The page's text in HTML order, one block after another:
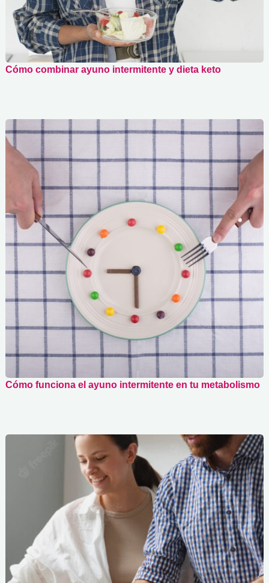
Cómo combinar ayuno intermitente y dieta keto
Cómo funciona el ayuno intermitente en tu metabolismo